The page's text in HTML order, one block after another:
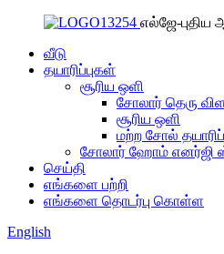
எல்ஜே-புதிய
வீடு
தயாரிப்புகள்
சூரிய ஒளி
சோலார் தெரு
சூரிய ஒளி
மற்ற சோல்
சோலார் ஹோம் எனர்ஜி
செய்தி
எங்களை பற்றி
எங்களை தொடர்பு கொள்ள
English